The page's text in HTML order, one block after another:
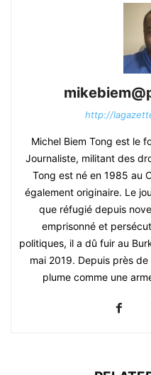
http://
Michel Biem Tong est le
Journaliste, militant des
Tong est né en 1985 au
également originaire. Le
que réfugié depuis
emprisonné et
politiques, il a dû fuir au
mai 2019. Depuis près
plume comme une